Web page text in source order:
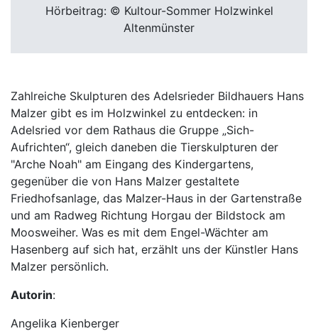
Hörbeitrag: © Kultour-Sommer Holzwinkel
Altenmünster
Zahlreiche Skulpturen des Adelsrieder Bildhauers Hans
Malzer gibt es im Holzwinkel zu entdecken: in
Adelsried vor dem Rathaus die Gruppe „Sich-
Aufrichten“, gleich daneben die Tierskulpturen der
"Arche Noah" am Eingang des Kindergartens,
gegenüber die von Hans Malzer gestaltete
Friedhofsanlage, das Malzer-Haus in der Gartenstraße
und am Radweg Richtung Horgau der Bildstock am
Moosweiher. Was es mit dem Engel-Wächter am
Hasenberg auf sich hat, erzählt uns der Künstler Hans
Malzer persönlich.
Autorin:
Angelika Kienberger